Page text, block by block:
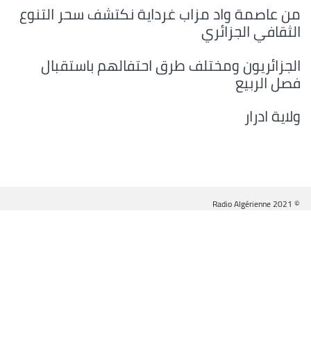
من عاصمة واد مزاب غرداية نكتشف سحر التنوع
الثقافي الجزائري
الجزائريون ومختلف طرق احتفالهم باستقبال
فصل الربيع
ولاية ادرار
© Radio Algérienne 2021